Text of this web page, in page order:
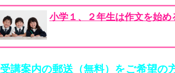
小学１、２年生は作文を始め
受講案内の郵送（無料）をご希望